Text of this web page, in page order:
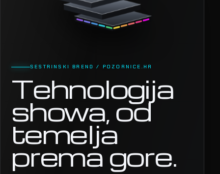
SESTRINSKI BREND / POZORNICE.HR
Tehnologija
showa, od
temelja
prema gore.